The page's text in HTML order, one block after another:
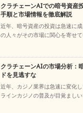
クラチェーンAIでの暗号資産
手順と市場情報を徹底解説
近年、暗号資産の投資は急速に
の人々がその市場に関心を寄せ
クラチェーンAIの市場分析：
ドを見逃すな
近年、カジノ業界は急速に変化
ラインカジノの普及が目覚まし